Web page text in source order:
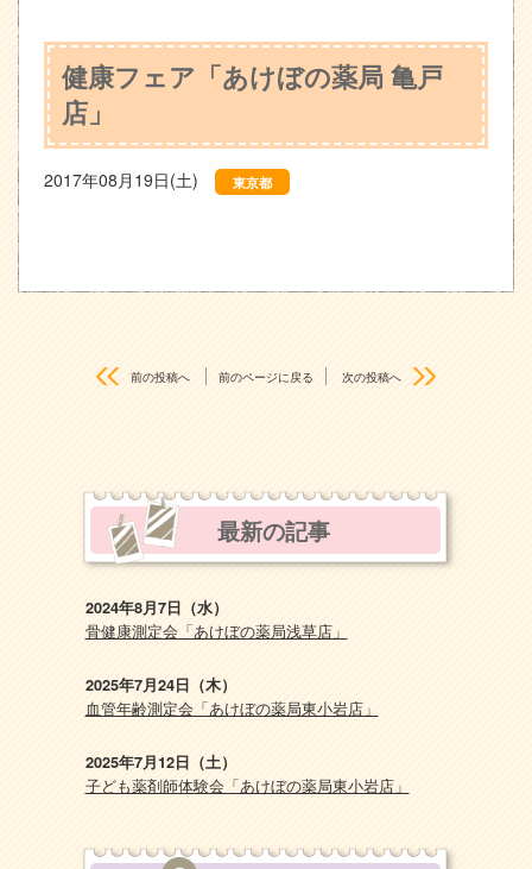
健康フェア「あけぼの薬局 亀戸
店」
2017年08月19日(土) 東京都
前の投稿へ 前のページに戻る 次の投稿へ
最新の記事
2024年8月7日（水）
骨健康測定会「あけぼの薬局浅草店」
2025年7月24日（木）
血管年齢測定会「あけぼの薬局東小岩店」
2025年7月12日（土）
子ども薬剤師体験会「あけぼの薬局東小岩店」